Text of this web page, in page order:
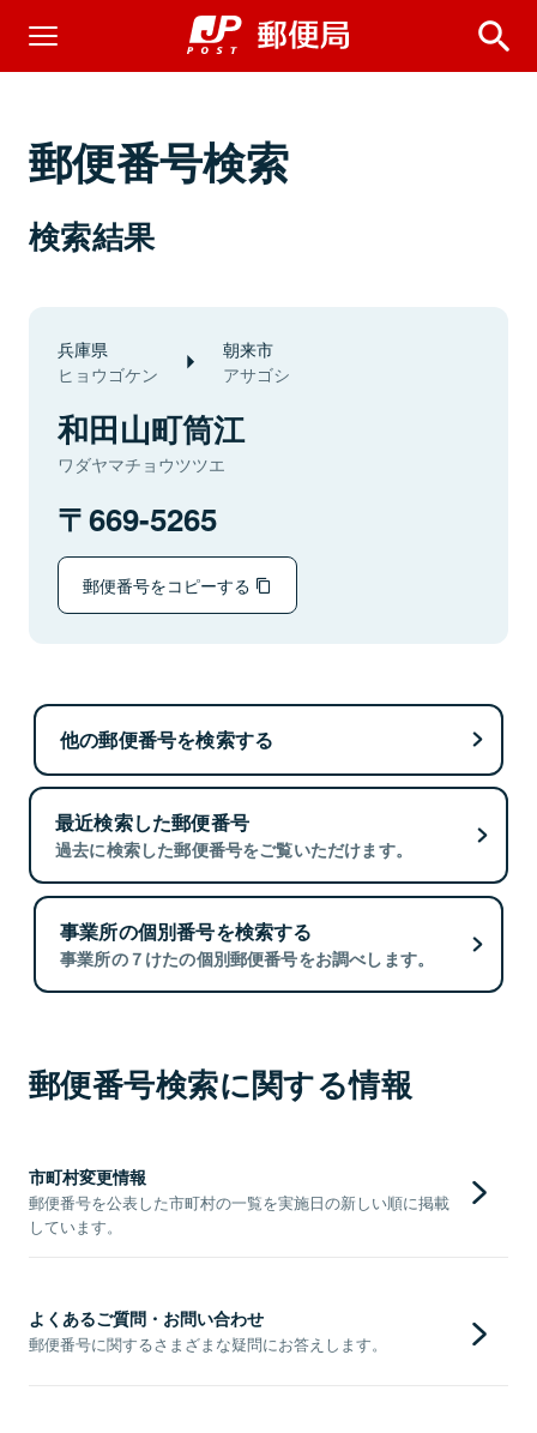
郵便番号検索
検索結果
兵庫県
ヒョウゴケン
朝来市
アサゴシ
和田山町筒江
ワダヤマチョウツツエ
669-5265
郵便番号をコピーする
他の郵便番号を検索する
最近検索した郵便番号
過去に検索した郵便番号をご覧いただけます。
事業所の個別番号を検索する
事業所の７けたの個別郵便番号をお調べします。
郵便番号検索に関する情報
市町村変更情報
郵便番号を公表した市町村の一覧を実施日の新しい順に掲載
しています。
よくあるご質問・お問い合わせ
郵便番号に関するさまざまな疑問にお答えします。